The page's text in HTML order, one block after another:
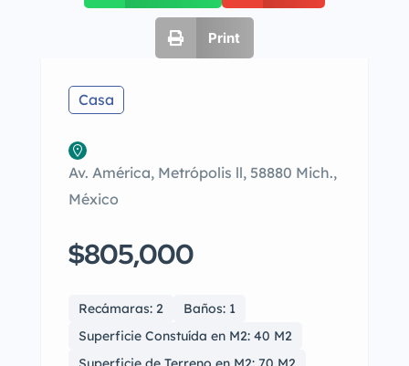
Print
Casa
Av. América, Metrópolis ll, 58880 Mich.,
México
$805,000
Recámaras: 2
Baños: 1
Superficie Constuída en M2: 40 M2